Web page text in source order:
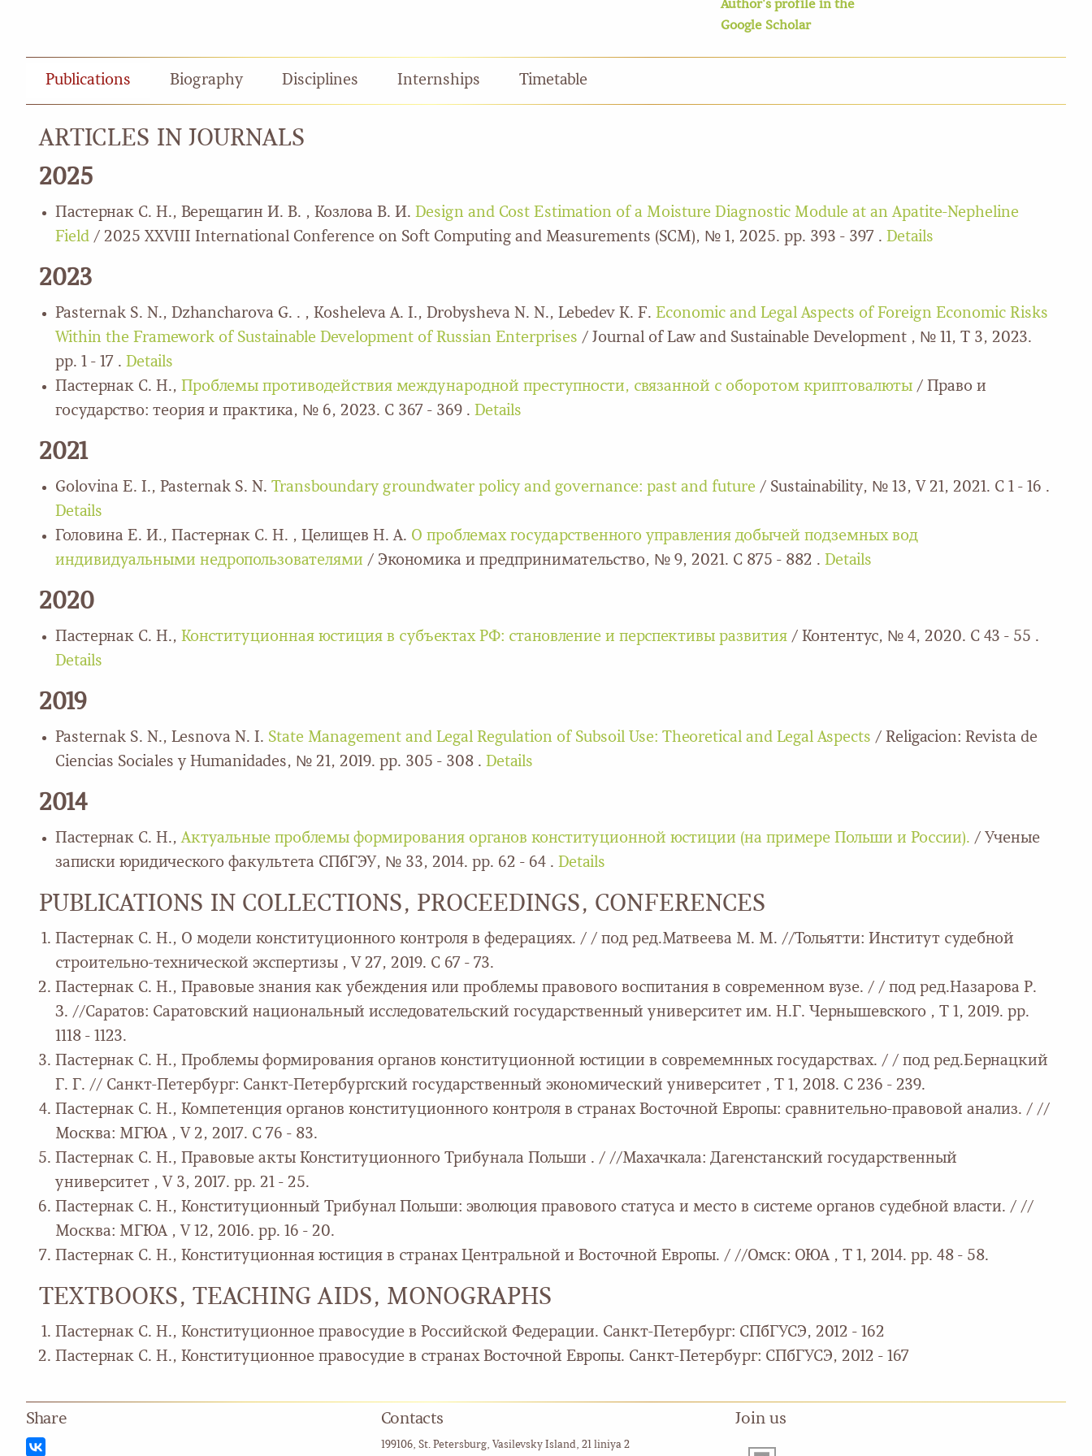
Author's profile in the
Google Scholar
Publications Biography Disciplines Internships Timetable
ARTICLES IN JOURNALS
2025
Пастернак С. Н., Верещагин И. В. , Козлова В. И. Design and Cost Estimation of a Moisture Diagnostic Module at an Apatite-Nepheline
Field / 2025 XXVIII International Conference on Soft Computing and Measurements (SCM), № 1, 2025. pp. 393 - 397 . Details
2023
Pasternak S. N., Dzhancharova G. . , Kosheleva A. I., Drobysheva N. N., Lebedev K. F. Economic and Legal Aspects of Foreign Economic Risks
Within the Framework of Sustainable Development of Russian Enterprises / Journal of Law and Sustainable Development , № 11, Т 3, 2023.
pp. 1 - 17 . Details
Пастернак С. Н., Проблемы противодействия международной преступности, связанной с оборотом криптовалюты / Право и
государство: теория и практика, № 6, 2023. С 367 - 369 . Details
2021
Golovina E. I., Pasternak S. N. Transboundary groundwater policy and governance: past and future / Sustainability, № 13, V 21, 2021. С 1 - 16 .
Details
Головина Е. И., Пастернак С. Н. , Целищев Н. А. О проблемах государственного управления добычей подземных вод
индивидуальными недропользователями / Экономика и предпринимательство, № 9, 2021. С 875 - 882 . Details
2020
Пастернак С. Н., Конституционная юстиция в субъектах РФ: становление и перспективы развития / Контентус, № 4, 2020. С 43 - 55 .
Details
2019
Pasternak S. N., Lesnova N. I. State Management and Legal Regulation of Subsoil Use: Theoretical and Legal Aspects / Religacion: Revista de
Ciencias Sociales y Humanidades, № 21, 2019. pp. 305 - 308 . Details
2014
Пастернак С. Н.,Актуальные проблемы формирования органов конституционной юстиции (на примере Польши и России). / Ученые
записки юридического факультета СПбГЭУ, № 33, 2014. pp. 62 - 64 . Details
PUBLICATIONS IN COLLECTIONS, PROCEEDINGS, CONFERENCES
Пастернак С. Н., О модели конституционного контроля в федерациях. / / под ред.Матвеева М. М. //Тольятти: Институт судебной
строительно-технической экспертизы , V 27, 2019. С 67 - 73.
Пастернак С. Н., Правовые знания как убеждения или проблемы правового воспитания в современном вузе. / / под ред.Назарова Р.
З. //Саратов: Саратовский национальный исследовательский государственный университет им. Н.Г. Чернышевского , Т 1, 2019. pp.
1118 - 1123.
Пастернак С. Н., Проблемы формирования органов конституционной юстиции в совремемнных государствах. / / под ред.Бернацкий
Г. Г. // Санкт-Петербург: Санкт-Петербургский государственный экономический университет , Т 1, 2018. С 236 - 239.
Пастернак С. Н., Компетенция органов конституционного контроля в странах Восточной Европы: сравнительно-правовой анализ. / //
Москва: МГЮА , V 2, 2017. С 76 - 83.
Пастернак С. Н., Правовые акты Конституционного Трибунала Польши . / //Махачкала: Дагенстанский государственный
университет , V 3, 2017. pp. 21 - 25.
Пастернак С. Н., Конституционный Трибунал Польши: эволюция правового статуса и место в системе органов судебной власти. / //
Москва: МГЮА , V 12, 2016. pp. 16 - 20.
Пастернак С. Н., Конституционная юстиция в странах Центральной и Восточной Европы. / //Омск: ОЮА , Т 1, 2014. pp. 48 - 58.
TEXTBOOKS, TEACHING AIDS, MONOGRAPHS
Пастернак С. Н., Конституционное правосудие в Российской Федерации. Санкт-Петербург: СПбГУСЭ, 2012 - 162
Пастернак С. Н., Конституционное правосудие в странах Восточной Европы. Санкт-Петербург: СПбГУСЭ, 2012 - 167
Share Contacts
199106, St. Petersburg, Vasilevsky Island, 21 liniya 2
Join us